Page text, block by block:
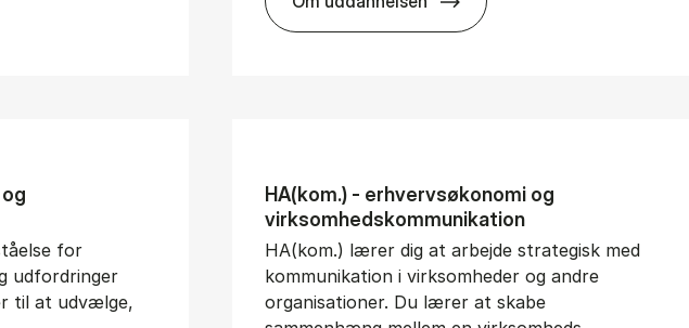
Ad­min­is­tra­tion and Ser­vice Man­age­ment
BSc in In­ter­na­tion­al Busi­ness
for
udfordringer
til at udvælge,
HA(kom.) - erhvervs­økonomi og
virksomheds­kommunikation
HA(kom.) lærer dig at arbejde strategisk med
kommunikation i virksomheder og andre
organisationer. Du lærer at skabe